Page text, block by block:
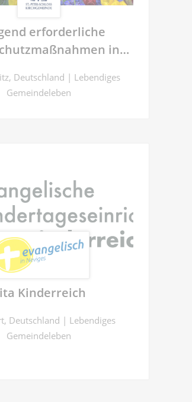
erforderliche
in
7 in Chemnitz
Deutschland | Lebendiges
Gemeindeleben
Kinderreich
Deutschland | Lebendiges
Gemeindeleben